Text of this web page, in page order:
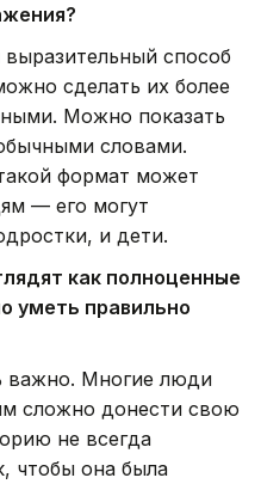
способ
сделать их более
Можно показать
словами.
формат может
— его могут
и дети.
как полноценные
уметь правильно
важно. Многие люди
сложно донести свою
не всегда
чтобы она была